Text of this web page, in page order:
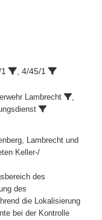
4/45/1
Lambrecht
,
Lambrecht und
Keller-/
des
des
die Lokalisierung
bei der Kontrolle